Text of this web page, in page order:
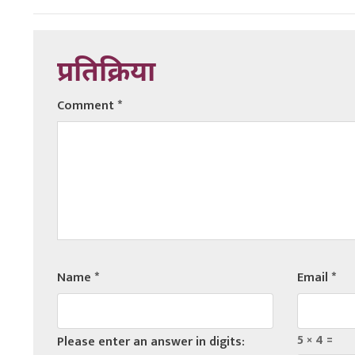
प्रतिक्रिया
Comment*
Name* Email*
Please enter an answer in digits: 5 × 4 =